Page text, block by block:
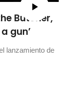
Butcher,
gun’
lanzamiento de